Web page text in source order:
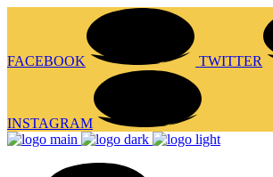
FACEBOOK TWITTER
INSTAGRAM